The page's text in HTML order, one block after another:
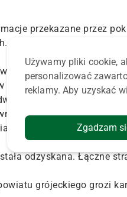
przekazane przez
zgromadzonego w
wieku 30-60 lat usłyszeli
zarzuty uszkodzenia
na terenie gminy
Policji w Grójcu.
odzyskana. Łączne
grójeckiego grozi
Używamy pliki cookie,
personalizować
reklamy. Aby uzyskać
Zgadzam